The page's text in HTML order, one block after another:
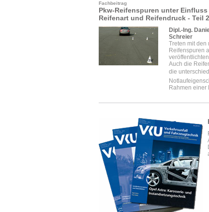
Fachbeitrag
Pkw-Reifenspuren unter Einfluss
Reifenart und Reifendruck - Teil 2
Dipl.-Ing.
Schreier
Treten mit den
Reifenspuren
Auch die
die
Rahmen einer